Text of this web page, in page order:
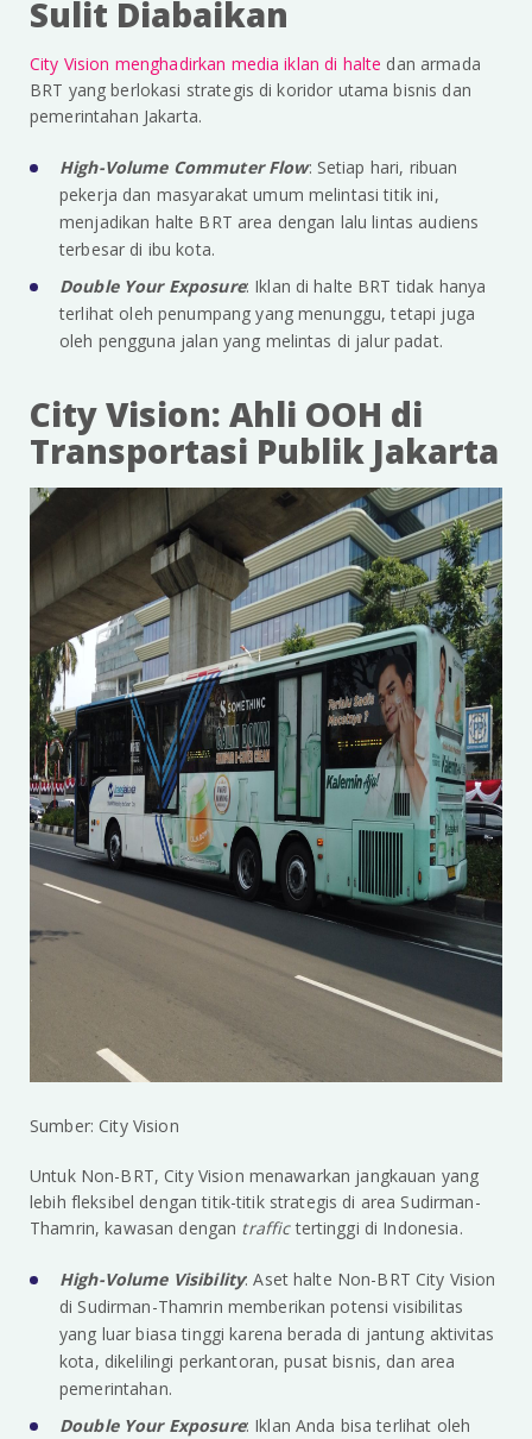
Sulit Diabaikan
City Vision menghadirkan media iklan di halte dan armada
BRT yang berlokasi strategis di koridor utama bisnis dan
pemerintahan Jakarta.
High-Volume Commuter Flow: Setiap hari, ribuan
pekerja dan masyarakat umum melintasi titik ini,
menjadikan halte BRT area dengan lalu lintas audiens
terbesar di ibu kota.
Double Your Exposure: Iklan di halte BRT tidak hanya
terlihat oleh penumpang yang menunggu, tetapi juga
oleh pengguna jalan yang melintas di jalur padat.
City Vision: Ahli OOH di
Transportasi Publik Jakarta
Sumber: City Vision
Untuk Non-BRT, City Vision menawarkan jangkauan yang
lebih fleksibel dengan titik-titik strategis di area Sudirman-
Thamrin, kawasan dengan traffictertinggi di Indonesia.
High-Volume Visibility: Aset halte Non-BRT City Vision
di Sudirman-Thamrin memberikan potensi visibilitas
yang luar biasa tinggi karena berada di jantung aktivitas
kota, dikelilingi perkantoran, pusat bisnis, dan area
pemerintahan.
Double Your Exposure: Iklan Anda bisa terlihat oleh